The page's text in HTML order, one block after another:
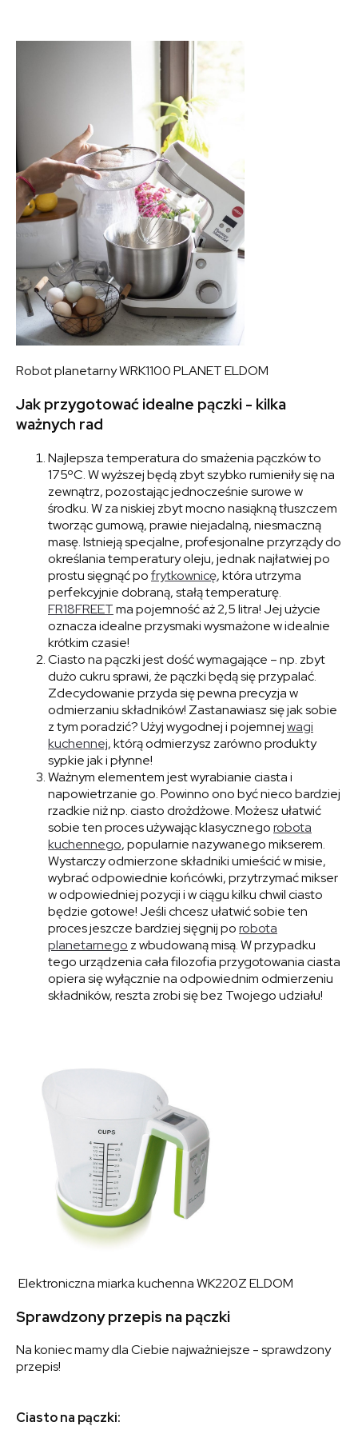
Robot planetarny WRK1100 PLANET ELDOM
Jak przygotować idealne pączki - kilka
ważnych rad
Najlepsza temperatura do smażenia pączków to
175ºC. W wyższej będą zbyt szybko rumieniły się na
zewnątrz, pozostając jednocześnie surowe w
środku. W za niskiej zbyt mocno nasiąkną tłuszczem
tworząc gumową, prawie niejadalną, niesmaczną
masę. Istnieją specjalne, profesjonalne przyrządy do
określania temperatury oleju, jednak najłatwiej po
prostu sięgnąć pofrytkownicę, która utrzyma
perfekcyjnie dobraną, stałą temperaturę.
FR18FREETma pojemność aż 2,5 litra! Jej użycie
oznacza idealne przysmaki wysmażone w idealnie
krótkim czasie!
Ciasto na pączki jest dość wymagające – np. zbyt
dużo cukru sprawi, że pączki będą się przypalać.
Zdecydowanie przyda się pewna precyzja w
odmierzaniu składników! Zastanawiasz się jak sobie
z tym poradzić? Użyj wygodnej i pojemnejwagi
kuchennej, którą odmierzysz zarówno produkty
sypkie jak i płynne!
Ważnym elementem jest wyrabianie ciasta i
napowietrzanie go. Powinno ono być nieco bardziej
rzadkie niż np. ciasto drożdżowe. Możesz ułatwić
sobie ten proces używając klasycznegorobota
kuchennego, popularnie nazywanego mikserem.
Wystarczy odmierzone składniki umieścić w misie,
wybrać odpowiednie końcówki, przytrzymać mikser
w odpowiedniej pozycji i w ciągu kilku chwil ciasto
będzie gotowe! Jeśli chcesz ułatwić sobie ten
proces jeszcze bardziej sięgnij porobota
planetarnego z wbudowaną misą. W przypadku
tego urządzenia cała filozofia przygotowania ciasta
opiera się wyłącznie na odpowiednim odmierzeniu
składników, reszta zrobi się bez Twojego udziału!
Elektroniczna miarka kuchenna WK220Z ELDOM
Sprawdzony przepis na pączki
Na koniec mamy dla Ciebie najważniejsze - sprawdzony
przepis!
Ciasto na pączki: